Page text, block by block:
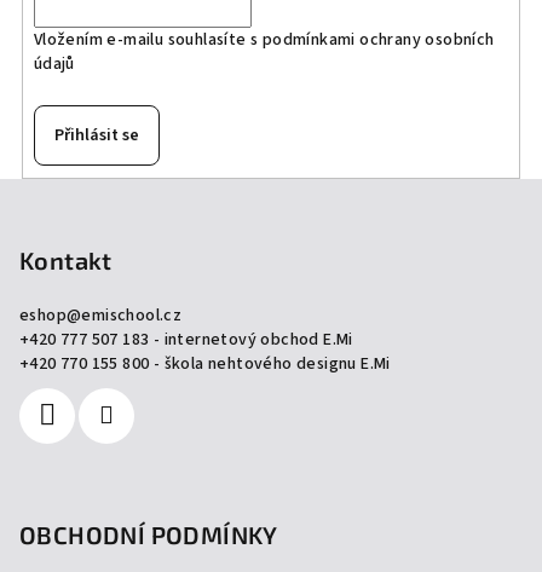
Vložením e-mailu souhlasíte s podmínkami ochrany osobních
údajů
Přihlásit se
Kontakt
eshop@emischool.cz
+420 777 507 183 - internetový obchod E.Mi
+420 770 155 800 - škola nehtového designu E.Mi
OBCHODNÍ PODMÍNKY